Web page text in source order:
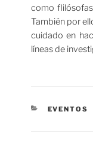
como
También por
cuidado en
líneas de
EVENTOS